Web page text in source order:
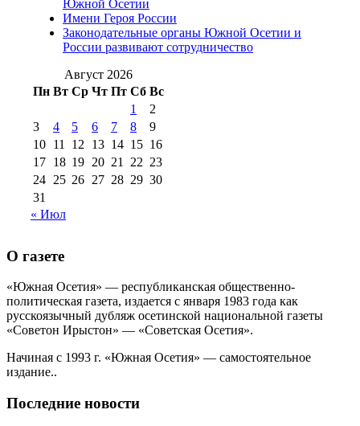
№98 8 августа 2013 г
августа 2012 г(14) №98+99 11 июля
2017 г(9)
№99 4 августа
2016 г(12) №99 8 июля 2014 г
августа 2012 г(11)
августа 2013 г
(12)
Южной Осетии
Имени Героя России
Законодательные органы Южной Осетии и
России развивают сотрудничество
Август 2026
Пн Вт Ср Чт Пт Сб Вс
1
2
3
4 5 6 7 8
9
10 11 12 13 14 15 16
17 18 19 20 21 22 23
24 25 26 27 28 29 30
31
« Июл
О газете
«Южная Осетия» — республиканская общественно-
политическая газета, издается с января 1983 года как
русскоязычный дубляж осетинской национальной газеты
«Советон Ирыстон» — «Советская Осетия».
Начиная с 1993 г. «Южная Осетия» — самостоятельное
издание..
Последние новости